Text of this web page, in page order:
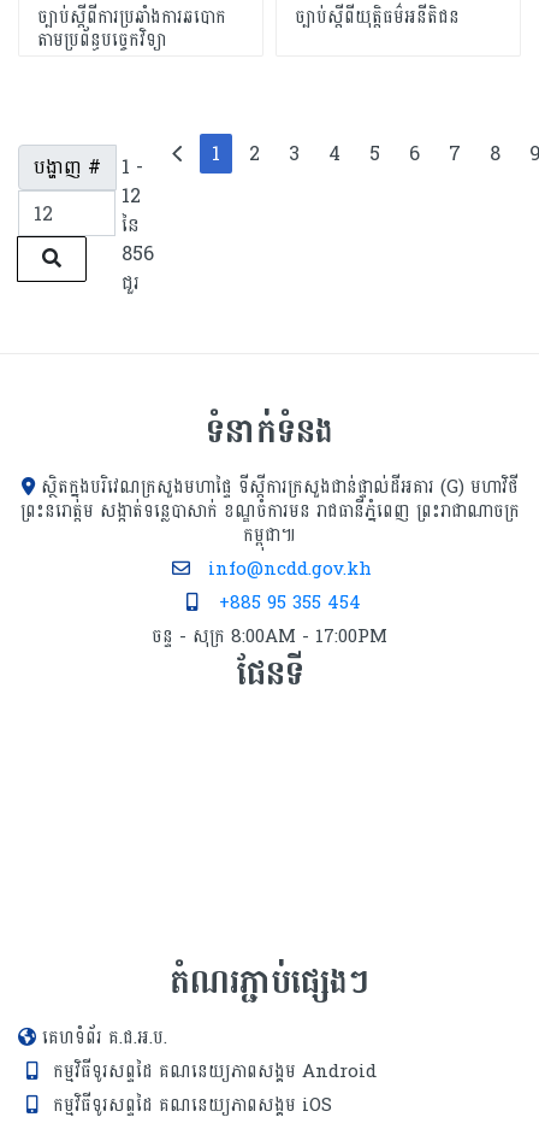
ច្បាប់ស្ដីពីការប្រឆាំងការឆបោក
តាមប្រព័ន្ធបច្ចេកវិទ្យា
ច្បាប់ស្តីពីយុត្តិធម៌អនីតិជន
បង្ហាញ #
1 -
12
នៃ
856
ជួរ
1 2 3 4 5 6 7 8
ទំនាក់ទំនង
ស្ថិតក្នុងបរិវេណក្រសួងមហាផ្ទៃ ទីស្ដីការក្រសួង​ជាន់ផ្ទាល់ដីអគារ (G) មហាវិថី
ព្រះនរោត្តម សង្កាត់ទន្លេបាសាក់ ខណ្ឌចំការមន រាជធានីភ្នំពេញ ព្រះរាជាណាចក្រ
កម្ពុជា៕
info@ncdd.gov.kh
+885 95 355 454
ចន្ទ - សុក្រ 8:00AM - 17:00PM
ផែនទី
តំណរភ្ជាប់ផ្សេងៗ
គេហទំព័រ គ.ជ.អ.ប.
កម្មវិធីទូរសព្ទដៃ គណនេយ្យភាពសង្គម Android
កម្មវិធីទូរសព្ទដៃ គណនេយ្យភាពសង្គម iOS